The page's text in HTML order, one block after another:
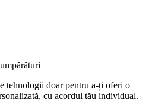
tehnologii doar pentru a-ți oferi o
cu acordul tău individual.